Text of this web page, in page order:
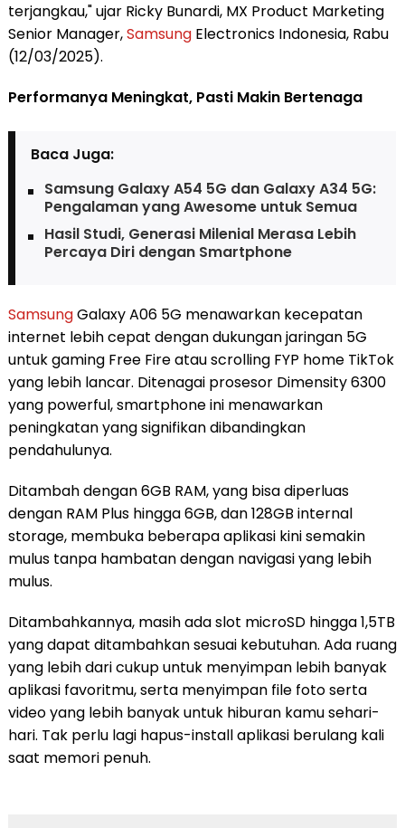
terjangkau," ujar Ricky Bunardi, MX Product Marketing
Senior Manager,SamsungElectronics Indonesia, Rabu
(12/03/2025).
Performanya Meningkat, Pasti Makin Bertenaga
Baca Juga:
Samsung Galaxy A54 5G dan Galaxy A34 5G:
Pengalaman yang Awesome untuk Semua
Hasil Studi, Generasi Milenial Merasa Lebih
Percaya Diri dengan Smartphone
SamsungGalaxy A06 5G menawarkan kecepatan
internet lebih cepat dengan dukungan jaringan 5G
untuk gaming Free Fire atau scrolling FYP home TikTok
yang lebih lancar. Ditenagai prosesor Dimensity 6300
yang powerful, smartphone ini menawarkan
peningkatan yang signifikan dibandingkan
pendahulunya.
Ditambah dengan 6GB RAM, yang bisa diperluas
dengan RAM Plus hingga 6GB, dan 128GB internal
storage, membuka beberapa aplikasi kini semakin
mulus tanpa hambatan dengan navigasi yang lebih
mulus.
Ditambahkannya, masih ada slot microSD hingga 1,5TB
yang dapat ditambahkan sesuai kebutuhan. Ada ruang
yang lebih dari cukup untuk menyimpan lebih banyak
aplikasi favoritmu, serta menyimpan file foto serta
video yang lebih banyak untuk hiburan kamu sehari-
hari. Tak perlu lagi hapus-install aplikasi berulang kali
saat memori penuh.